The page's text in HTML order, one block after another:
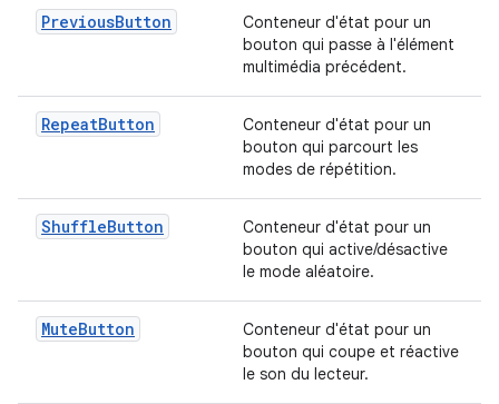
PreviousButton
Conteneur d'état pour un
bouton qui passe à l'élément
multimédia précédent.
RepeatButton
Conteneur d'état pour un
bouton qui parcourt les
modes de répétition.
ShuffleButton
Conteneur d'état pour un
bouton qui active/désactive
le mode aléatoire.
MuteButton
Conteneur d'état pour un
bouton qui coupe et réactive
le son du lecteur.